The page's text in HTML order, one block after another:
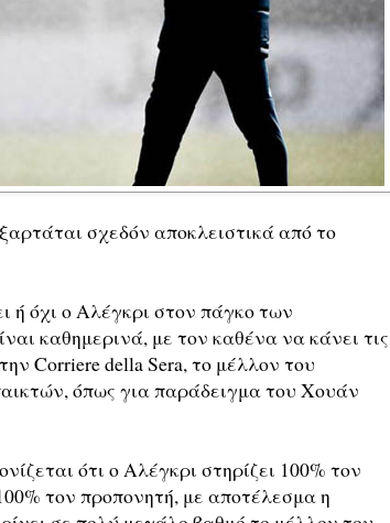
σχεδόν αποκλειστικά από το
ή όχι ο Αλέγκρι στον πάγκο των
καθημερινά, με τον καθένα να κάνει τις
Corriere della Sera, το μέλλον του
όπως για παράδειγμα του Χουάν
ότι ο Αλέγκρι στηρίζει 100% τον
τον προπονητή, με αποτέλεσμα η